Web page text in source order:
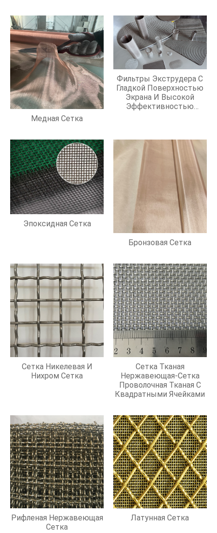
Медная Сетка
Фильтры Экструдера С
Гладкой Поверхностью
Экрана И Высокой
Эффективностью
Эпоксидная Сетка
Бронзовая Сетка
Сетка Никелевая И
Нихром Сетка
Сетка Тканая
Нержавеющая-Сетка
Проволочная Тканая С
Квадратными Ячейками
Рифленая Нержавеющая
Сетка
Латунная Сетка